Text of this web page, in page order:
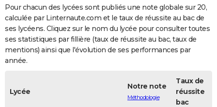
COPAINS D'AVANT
S'inscrire
Se connecter
Lycées
Collèges
Primaires
Universités
Entreprises
Service militaire
Avis de recherche
AVIS DE DÉCÈS
FORUM
Bricolage
Lifestyle
Culture
Sport
Auto
Television
Voyage
Cinema
Pour chacun des lycées sont publiés une note globale sur 20,
calculée par Linternaute.com et le taux de réussite au bac de
ses lycéens. Cliquez sur le nom du lycée pour consulter toutes
ses statistiques par fillière (taux de réussite au bac, taux de
mentions) ainsi que l'évolution de ses performances par
année.
Lycée
Notre note
Méthodologie
Taux de
réussite
bac